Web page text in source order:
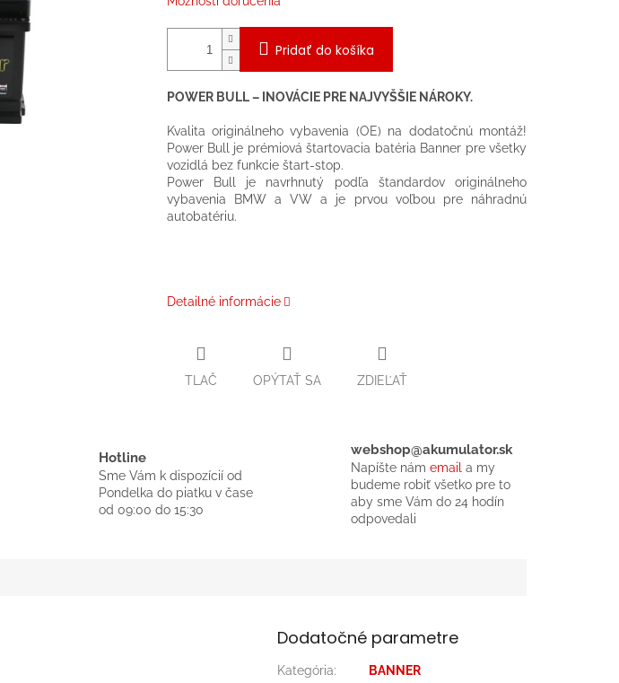
Pridať do košíka
POWER BULL – INOVÁCIE PRE NAJVYŠŠIE NÁROKY.
Kvalita originálneho vybavenia (OE) na dodatočnú montáž!
Power Bull je prémiová štartovacia batéria Banner pre všetky
vozidlá bez funkcie štart-stop.
Power Bull je navrhnutý podľa štandardov originálneho
vybavenia BMW a VW a je prvou voľbou pre náhradnú
autobatériu.
Detailné informácie
TLAČ OPÝTAŤ SA ZDIEĽAŤ
Hotline
Sme Vám k dispozícií od
Pondelka do piatku v čase
od 09:00 do 15:30
webshop@akumulator.sk
Napíšte nám email a my
budeme robiť všetko pre to
aby sme Vám do 24 hodín
odpovedali
Dodatočné parametre
Kategória:
BANNER